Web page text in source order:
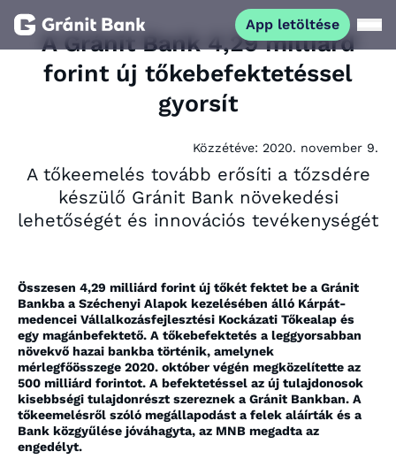
App letöltése
Magánszemélyeknek
Fiataloknak
Kapcsolat
Netbank App letöltése
A Gránit Bank 4,29 milliárd
forint új tőkebefektetéssel
gyorsít
Közzétéve: 2020. november 9.
A tőkeemelés tovább erősíti a tőzsdére
készülő Gránit Bank növekedési
lehetőségét és innovációs tevékenységét
Összesen 4,29 milliárd forint új tőkét fektet be a Gránit
Bankba a Széchenyi Alapok kezelésében álló Kárpát-
medencei Vállalkozásfejlesztési Kockázati Tőkealap és
egy magánbefektető. A tőkebefektetés a leggyorsabban
növekvő hazai bankba történik, amelynek
mérlegfőösszege 2020. október végén megközelítette az
500 milliárd forintot. A befektetéssel az új tulajdonosok
kisebbségi tulajdonrészt szereznek a Gránit Bankban. A
tőkeemelésről szóló megállapodást a felek aláírták és a
Bank közgyűlése jóváhagyta, az MNB megadta az
engedélyt.